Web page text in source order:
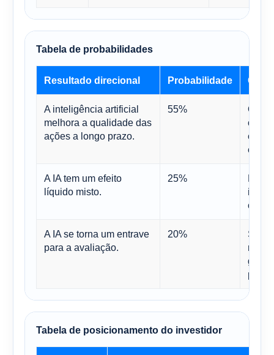
Tabela de probabilidades
Resultado direcional Probabilidade
A inteligência artificial
melhora a qualidade das
ações a longo prazo.
55%
O
A IA tem um efeito
líquido misto.
25%
A IA se torna um entrave
para a avaliação.
20%
Tabela de posicionamento do investidor